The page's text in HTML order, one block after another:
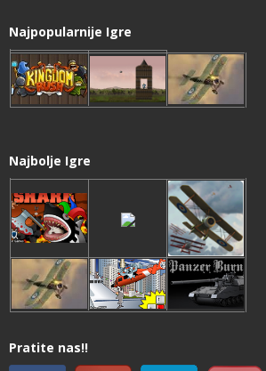
Najpopularnije Igre
Najbolje Igre
Pratite nas!!